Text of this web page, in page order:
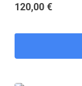
120,00 €